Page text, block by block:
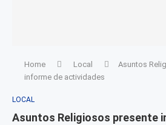
Home Local
Asuntos
informe de actividades
LOCAL
Asuntos Religiosos presente